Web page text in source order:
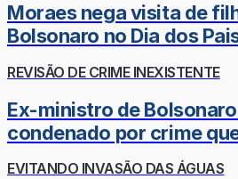
Moraes nega visita de
Bolsonaro no Dia dos
REVISÃO DE CRIME INEXISTENTE
Ex-ministro de
condenado por crime
EVITANDO INVASÃO DAS ÁGUAS